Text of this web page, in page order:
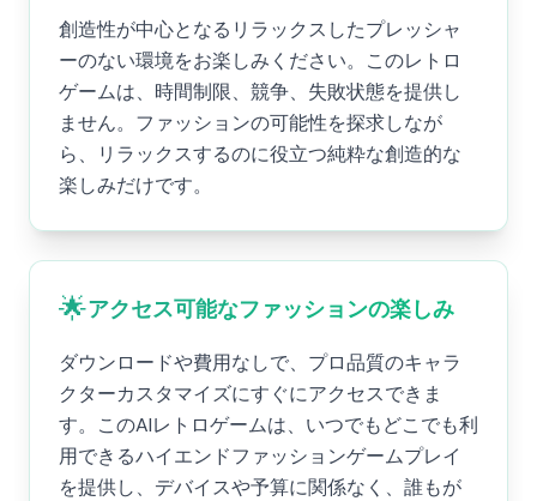
創造性が中心となるリラックスしたプレッシャ
ーのない環境をお楽しみください。このレトロ
ゲームは、時間制限、競争、失敗状態を提供し
ません。ファッションの可能性を探求しなが
ら、リラックスするのに役立つ純粋な創造的な
楽しみだけです。
🌟アクセス可能なファッションの楽しみ
ダウンロードや費用なしで、プロ品質のキャラ
クターカスタマイズにすぐにアクセスできま
す。このAIレトロゲームは、いつでもどこでも利
用できるハイエンドファッションゲームプレイ
を提供し、デバイスや予算に関係なく、誰もが